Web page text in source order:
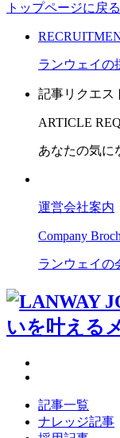
トップページに戻る
ランウェイの
記事リクエス
ARTICLE
あなたの気に
運営会社案内
Company
ランウェイの
記事一覧
ナレッジ記事